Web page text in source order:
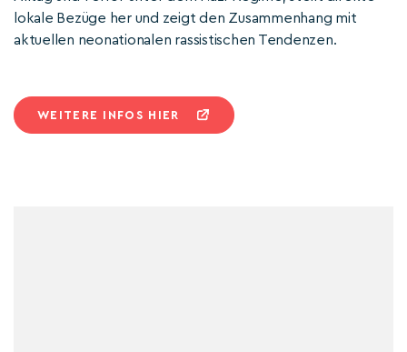
lokale Bezüge her und zeigt den Zusammenhang mit
aktuellen neonationalen rassistischen Tendenzen.
WEITERE INFOS HIER